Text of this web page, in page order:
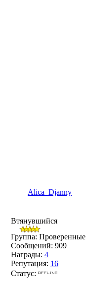
Alica_Djanny
Втянувшийся
Группа: Проверенные
Сообщений: 909
Награды: 4
Репутация: 16
Статус: